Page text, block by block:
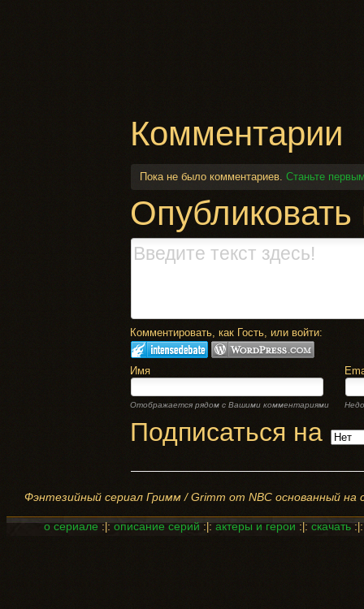
Комментарии
Пока не было комментариев.Станьте
Комментировать, как Гость, или войти:
Имя
Отображается рядом с Вашими комментариями
Подписаться на
Фэнтезийный сериал Гримм / Grimm от NBC основанный
о сериале:|:описание серий:|:актеры и герои:|:скачать:|